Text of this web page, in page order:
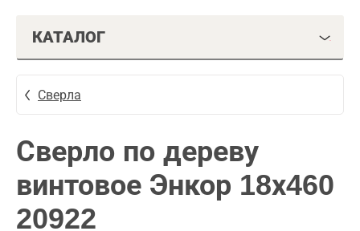
КАТАЛОГ
Сверла
Сверло по дереву
винтовое Энкор 18х460
20922